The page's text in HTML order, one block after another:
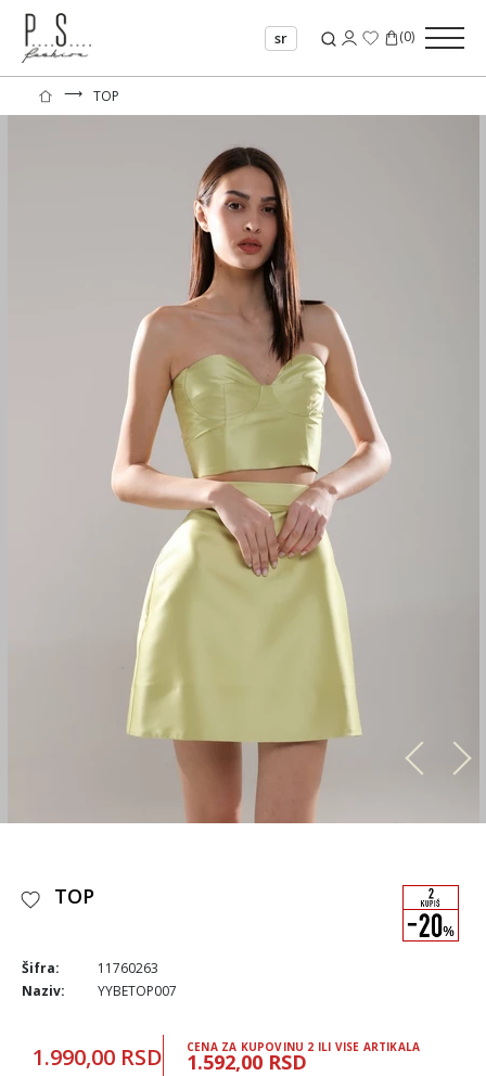
sr (0)
⟶ TOP
TOP
Šifra:
11760263
Naziv:
YYBETOP007
1.990,00 RSD CENA ZA KUPOVINU 2 ILI VISE ARTIKALA
1.592,00 RSD